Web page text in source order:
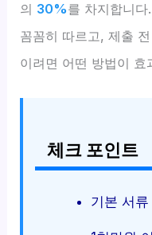
의 30%를 차지합니
꼼꼼히 따르고, 제출
이려면 어떤 방법이 효
체크 포인트
기본 서